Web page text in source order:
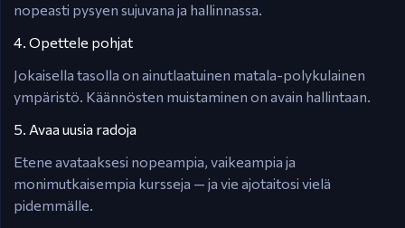
nopeasti pysyen sujuvana ja hallinnassa.
4. Opettele pohjat
Jokaisella tasolla on ainutlaatuinen matala-polykulainen
ympäristö. Käännösten muistaminen on avain hallintaan.
5. Avaa uusia radoja
Etene avataaksesi nopeampia, vaikeampia ja
monimutkaisempia kursseja — ja vie ajotaitosi vielä
pidemmälle.